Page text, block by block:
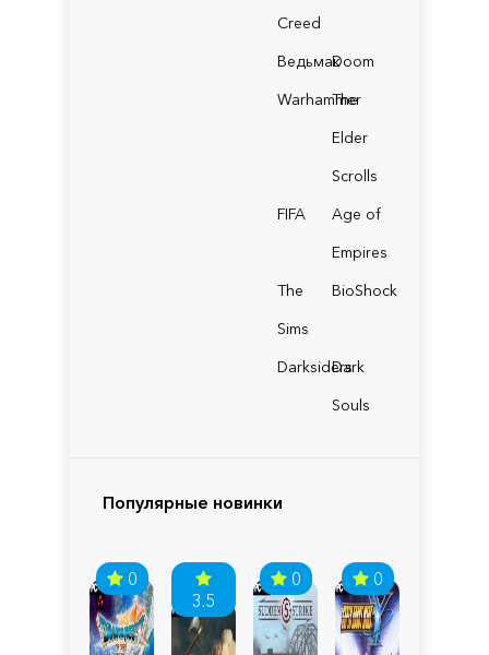
Creed
ВедьмакDoom
Warhammer
The
Elder
Scrolls
FIFA
Age of
Empires
The
Sims
BioShock
Darksiders
Dark
Souls
Популярные новинки
0
3.5
0 0